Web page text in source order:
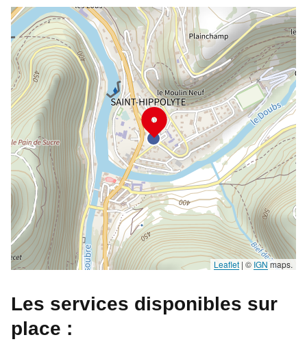
Leaflet | © IGNmaps.
Les services disponibles sur
place :